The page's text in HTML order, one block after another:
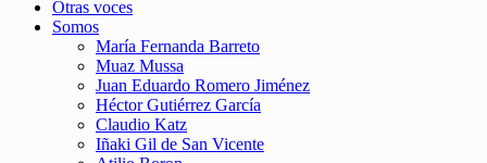
Otras voces
Somos
María Fernanda Barreto
Muaz Mussa
Juan Eduardo Romero Jiménez
Héctor Gutiérrez García
Claudio Katz
Iñaki Gil de San Vicente